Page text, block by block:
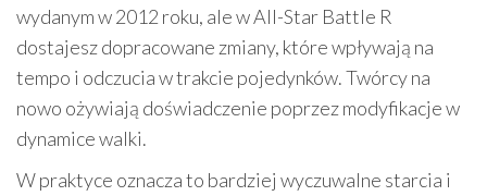
wydanym w 2012 roku, ale w All-Star Battle R
dostajesz dopracowane zmiany, które wpływają na
tempo i odczucia w trakcie pojedynków. Twórcy na
nowo ożywiają doświadczenie poprzez modyfikacje w
dynamice walki.
W praktyce oznacza to bardziej wyczuwalne starcia i